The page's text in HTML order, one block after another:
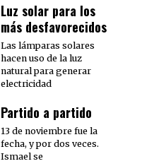
Luz solar para los
más desfavorecidos
Las lámparas solares
hacen uso de la luz
natural para generar
electricidad
Partido a partido
13 de noviembre fue la
fecha, y por dos veces.
Ismael se